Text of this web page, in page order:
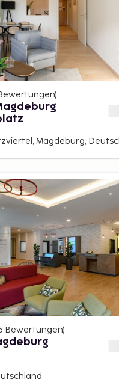
)
Magdeburg,
Bewertungen)